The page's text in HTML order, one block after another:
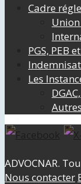
Cadre
PGS, PEB
Les
ADVOCNAR.
Nous contacter